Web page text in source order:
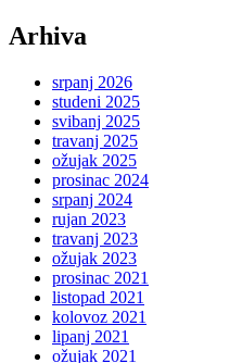
Arhiva
srpanj 2026
studeni 2025
svibanj 2025
travanj 2025
ožujak 2025
prosinac 2024
srpanj 2024
rujan 2023
travanj 2023
ožujak 2023
prosinac 2021
listopad 2021
kolovoz 2021
lipanj 2021
ožujak 2021